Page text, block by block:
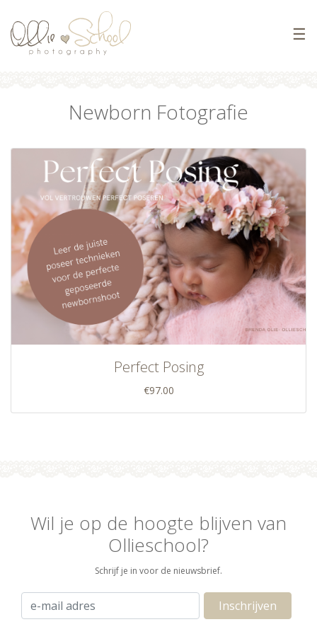
☰
Newborn Fotografie
Perfect Posing
€97.00
Wil je op de hoogte blijven van
Ollieschool?
Schrijf je in voor de nieuwsbrief.